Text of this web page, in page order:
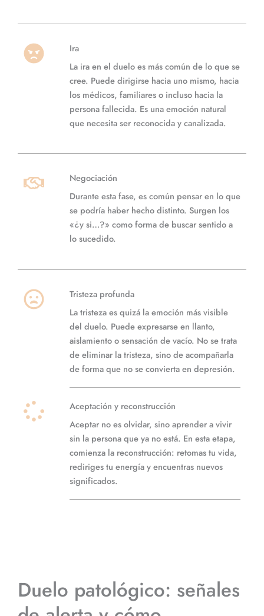
Ira
La ira en el duelo es más común de lo que se
cree. Puede dirigirse hacia uno mismo, hacia
los médicos, familiares o incluso hacia la
persona fallecida. Es una emoción natural
que necesita ser reconocida y canalizada.
Negociación
Durante esta fase, es común pensar en lo que
se podría haber hecho distinto. Surgen los
«¿y si…?» como forma de buscar sentido a
lo sucedido.
Tristeza profunda
La tristeza es quizá la emoción más visible
del duelo. Puede expresarse en llanto,
aislamiento o sensación de vacío. No se trata
de eliminar la tristeza, sino de acompañarla
de forma que no se convierta en depresión.
Aceptación y reconstrucción
Aceptar no es olvidar, sino aprender a vivir
sin la persona que ya no está. En esta etapa,
comienza la reconstrucción: retomas tu vida,
rediriges tu energía y encuentras nuevos
significados.
Duelo patológico: señales